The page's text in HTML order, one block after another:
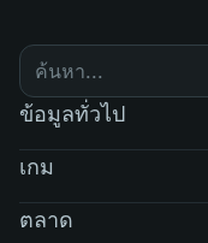
ข้อมูลทั่วไป
เกม
ตลาด